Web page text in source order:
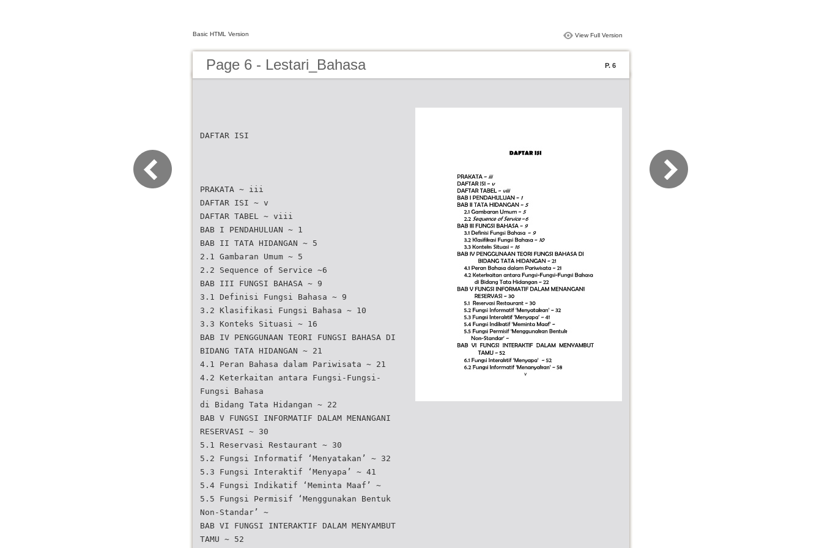
Basic HTML Version View Full Version
Page 6 - Lestari_Bahasa P. 6
DAFTAR ISI
PRAKATA ~ iii
DAFTAR ISI ~ v
DAFTAR TABEL ~ viii
BAB I PENDAHULUAN ~ 1
BAB II TATA HIDANGAN ~ 5
2.1 Gambaran Umum ~ 5
2.2 Sequence of Service ~6
BAB III FUNGSI BAHASA ~ 9
3.1 Definisi Fungsi Bahasa ~ 9
3.2 Klasifikasi Fungsi Bahasa ~ 10
3.3 Konteks Situasi ~ 16
BAB IV PENGGUNAAN TEORI FUNGSI BAHASA DI
BIDANG TATA HIDANGAN ~ 21
4.1 Peran Bahasa dalam Pariwisata ~ 21
4.2 Keterkaitan antara Fungsi-Fungsi-
Fungsi Bahasa
di Bidang Tata Hidangan ~ 22
BAB V FUNGSI INFORMATIF DALAM MENANGANI
RESERVASI ~ 30
5.1 Reservasi Restaurant ~ 30
5.2 Fungsi Informatif ‘Menyatakan’ ~ 32
5.3 Fungsi Interaktif ‘Menyapa’ ~ 41
5.4 Fungsi Indikatif ‘Meminta Maaf’ ~
5.5 Fungsi Permisif ‘Menggunakan Bentuk
Non-Standar’ ~
BAB VI FUNGSI INTERAKTIF DALAM MENYAMBUT
TAMU ~ 52